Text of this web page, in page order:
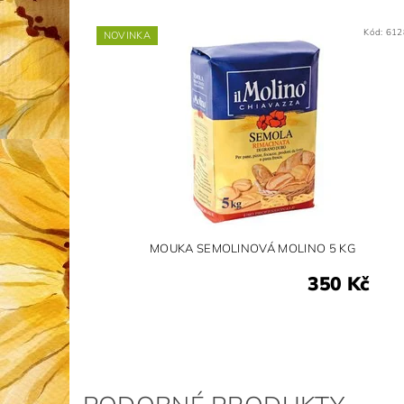
NOVINKA Kód:
MOUKA SEMOLINOVÁ MOLINO 5 KG
350 Kč